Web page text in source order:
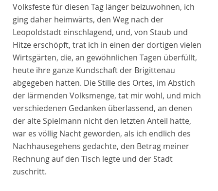
Volksfeste für diesen Tag länger beizuwohnen, ich
ging daher heimwärts, den Weg nach der
Leopoldstadt einschlagend, und, von Staub und
Hitze erschöpft, trat ich in einen der dortigen vielen
Wirtsgärten, die, an gewöhnlichen Tagen überfüllt,
heute ihre ganze Kundschaft der Brigittenau
abgegeben hatten. Die Stille des Ortes, im Abstich
der lärmenden Volksmenge, tat mir wohl, und mich
verschiedenen Gedanken überlassend, an denen
der alte Spielmann nicht den letzten Anteil hatte,
war es völlig Nacht geworden, als ich endlich des
Nachhausegehens gedachte, den Betrag meiner
Rechnung auf den Tisch legte und der Stadt
zuschritt.